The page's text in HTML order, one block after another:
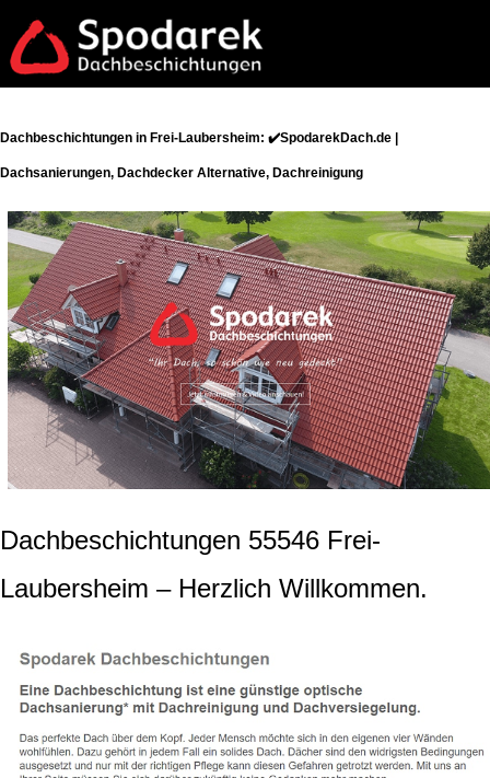
Dachbeschichtungen in Frei-Laubersheim: ✔️SpodarekDach.de |
Dachsanierungen, Dachdecker Alternative, Dachreinigung
Dachbeschichtungen 55546 Frei-
Laubersheim – Herzlich Willkommen.